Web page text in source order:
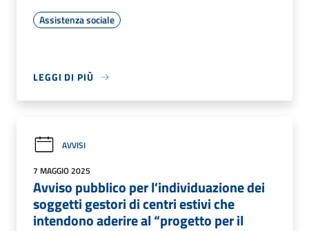
Assistenza sociale
LEGGI DI PIÙ
AVVISI
7 MAGGIO 2025
Avviso pubblico per l’individuazione dei
soggetti gestori di centri estivi che
intendono aderire al “progetto per il